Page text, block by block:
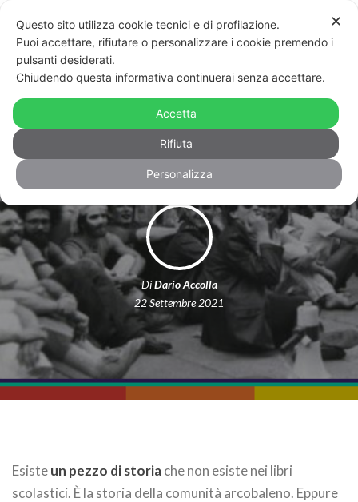
Arriva anche in Italia l’LGBT History
Month: per celebrare la nostra storia
DiDario Accolla
22 Settembre 2021
Esisteun pezzo di storiache non esiste nei libri
scolastici. È la storia della comunità arcobaleno. Eppure
✕
Questo sito utilizza cookie tecnici e di profilazione.
Puoi accettare, rifiutare o personalizzare i cookie premendo i
pulsanti desiderati.
Chiudendo questa informativa continuerai senza accettare.
Accetta
Rifiuta
Personalizza